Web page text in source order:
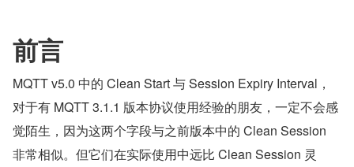
前言
MQTT v5.0 中的 Clean Start 与 Session Expiry Interval，
对于有 MQTT 3.1.1 版本协议使用经验的朋友，一定不会感
觉陌生，因为这两个字段与之前版本中的 Clean Session
非常相似。但它们在实际使用中远比 Clean Session 灵